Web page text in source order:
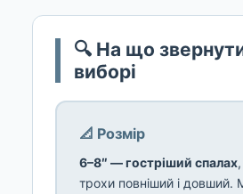
🔍 На що
виборі
📐 Розмір
6–8″ — гостріший спалах
трохи повніший і довший.